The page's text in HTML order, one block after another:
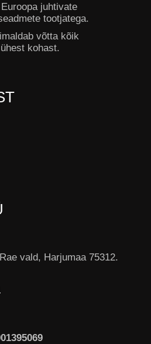
juhtivate
tootjatega.
võtta kõik
kohast.
vald, Harjumaa 75312.